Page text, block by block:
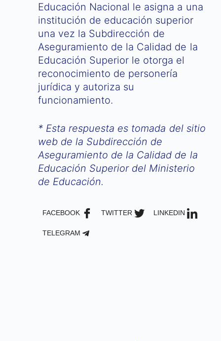
Educación Nacional le asigna a una
institución de educación superior
una vez la Subdirección de
Aseguramiento de la Calidad de la
Educación Superior le otorga el
reconocimiento de personería
jurídica y autoriza su
funcionamiento.
* Esta respuesta es tomada del sitio
web de la Subdirección de
Aseguramiento de la Calidad de la
Educación Superior del Ministerio
de Educación.
FACEBOOK TWITTER LINKEDIN
TELEGRAM